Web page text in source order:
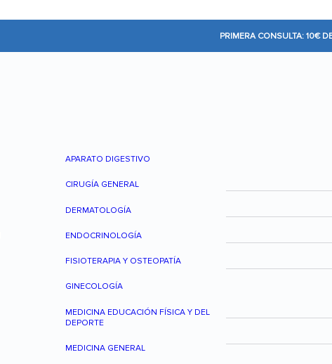
PRIMERA CONSULTA: 10€
APARATO DIGESTIVO
CIRUGÍA GENERAL
DERMATOLOGÍA
ENDOCRINOLOGÍA
FISIOTERAPIA Y OSTEOPATÍA
GINECOLOGÍA
MEDICINA EDUCACIÓN FÍSICA Y DEL
DEPORTE
MEDICINA GENERAL